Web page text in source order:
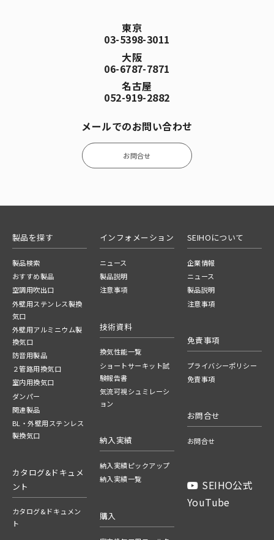
東京
03-5398-3011
大阪
06-6787-7871
名古屋
052-919-2882
メールでのお問い合わせ
お問合せ
製品を探す
製品検索
おすすめ製品
空調用吹出口
外壁用ステンレス製換
気口
外壁用アルミニウム製
換気口
防音用製品
２管路用換気口
室内用換気口
ダンパー
関連製品
BL・外壁用ステンレス
製換気口
カタログ&ドキュメ
ント
カタログ&ドキュメン
ト
インフォメーション
ニュース
製品説明
注意事項
技術資料
換気性能一覧
ショートサーキット試
験報告書
気流可視シュミレーシ
ョン
納入実績
納入実績ピックアップ
納入実績一覧
購入
SEIHOについて
企業情報
ニュース
製品説明
注意事項
免責事項
プライバシーポリシー
免責事項
お問合せ
お問合せ
SEIHO公式
YouTube